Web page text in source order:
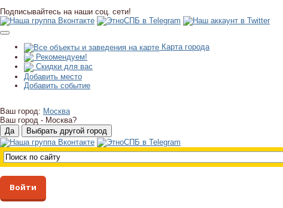
Подписывайтесь на наши соц. сети!
Карта города
Рекомендуем!
Скидки для вас
Добавить место
Добавить событие
Ваш город: Москва
Ваш город - Москва?
Войти